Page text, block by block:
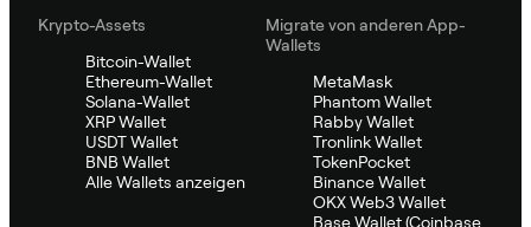
Krypto-Assets
Bitcoin-Wallet
Ethereum-Wallet
Solana-Wallet
XRP Wallet
USDT Wallet
BNB Wallet
Alle Wallets anzeigen
Migrate von anderen App-
Wallets
MetaMask
Phantom Wallet
Rabby Wallet
Tronlink Wallet
TokenPocket
Binance Wallet
OKX Web3 Wallet
Base Wallet (Coinbase